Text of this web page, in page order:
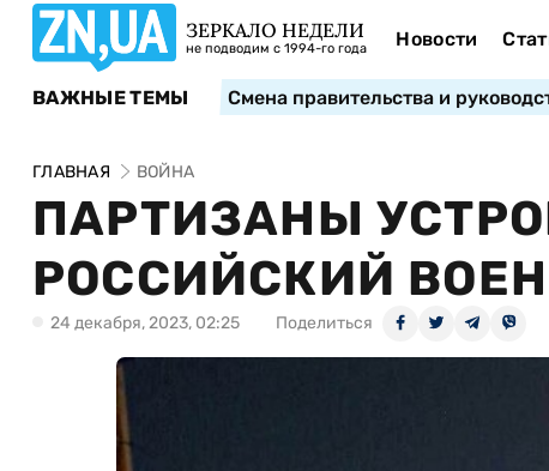
ЗЕРКАЛО НЕДЕЛИ
не подводим с 1994-го года Новости
ВАЖНЫЕ ТЕМЫ Смена правительства и
ГЛАВНАЯ ВОЙНА
ПАРТИЗАНЫ
РОССИЙСКИЙ
24 декабря, 2023, 02:25 Поделиться